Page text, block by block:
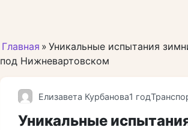
Главная » Уникальные испытания
под Нижневартовском
Елизавета Курбанова1 год
Уникальные